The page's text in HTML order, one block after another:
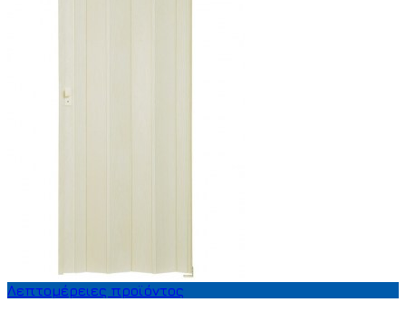
Λεπτομέρειες προϊόντος